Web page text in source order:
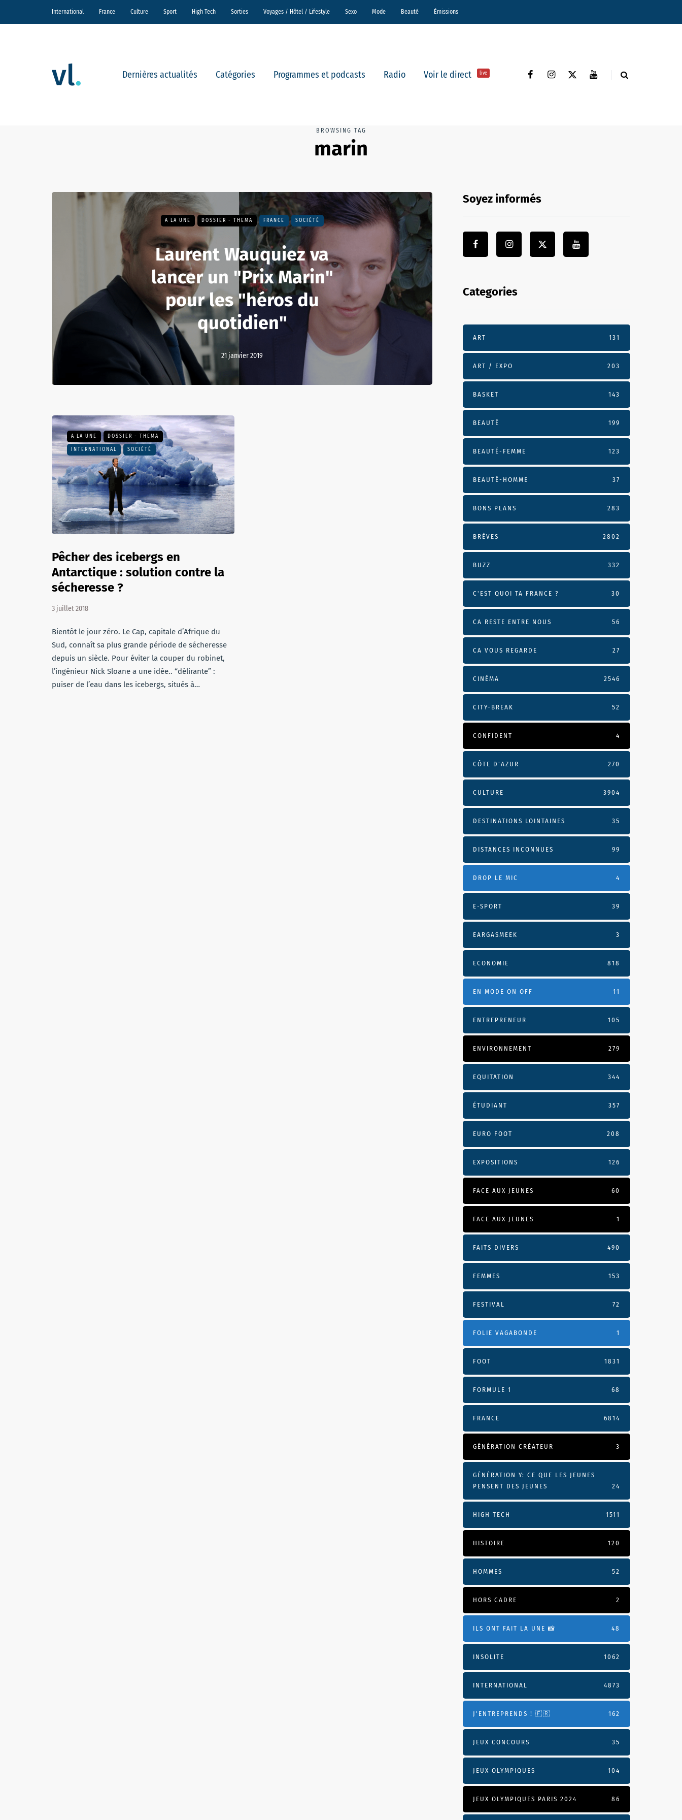
International France Culture Sport High Tech Sorties Voyages / Hôtel / Lifestyle Sexo Mode Beauté Émissions
Dernières actualités Catégories Programmes et podcasts Radio Voir le direct live
BROWSING TAG
marin
A LA UNE DOSSIER - THEMA FRANCE SOCIÉTÉ
Laurent Wauquiez va
lancer un "Prix Marin"
pour les "héros du
quotidien"
21 janvier 2019
A LA UNE DOSSIER - THEMA
INTERNATIONAL SOCIÉTÉ
Pêcher des icebergs en
Antarctique : solution contre la
sécheresse ?
3 juillet 2018
Bientôt le jour zéro. Le Cap, capitale d’Afrique du
Sud, connaît sa plus grande période de sécheresse
depuis un siècle. Pour éviter la couper du robinet,
l’ingénieur Nick Sloane a une idée.. “délirante” :
puiser de l’eau dans les icebergs, situés à…
Soyez informés
Categories
ART 131
ART / EXPO 203
BASKET 143
BEAUTÉ 199
BEAUTÉ-FEMME 123
BEAUTÉ-HOMME 37
BONS PLANS 283
BRÈVES 2802
BUZZ 332
C'EST QUOI TA FRANCE ? 30
CA RESTE ENTRE NOUS 56
CA VOUS REGARDE 27
CINÉMA 2546
CITY-BREAK 52
CONFIDENT 4
CÔTE D’AZUR 270
CULTURE 3904
DESTINATIONS LOINTAINES 35
DISTANCES INCONNUES 99
DROP LE MIC 4
E-SPORT 39
EARGASMEEK 3
ECONOMIE 818
EN MODE ON OFF 11
ENTREPRENEUR 105
ENVIRONNEMENT 279
EQUITATION 344
ÉTUDIANT 357
EURO FOOT 208
EXPOSITIONS 126
FACE AUX JEUNES 60
FACE AUX JEUNES 1
FAITS DIVERS 490
FEMMES 153
FESTIVAL 72
FOLIE VAGABONDE 1
FOOT 1831
FORMULE 1 68
FRANCE 6814
GÉNÉRATION CRÉATEUR 3
GÉNÉRATION Y: CE QUE LES JEUNES
PENSENT DES JEUNES
24
HIGH TECH 1511
HISTOIRE 120
HOMMES 52
HORS CADRE 2
ILS ONT FAIT LA UNE 📸 48
INSOLITE 1062
INTERNATIONAL 4873
J'ENTREPRENDS ! 🇫🇷 162
JEUX CONCOURS 35
JEUX OLYMPIQUES 104
JEUX OLYMPIQUES PARIS 2024 86